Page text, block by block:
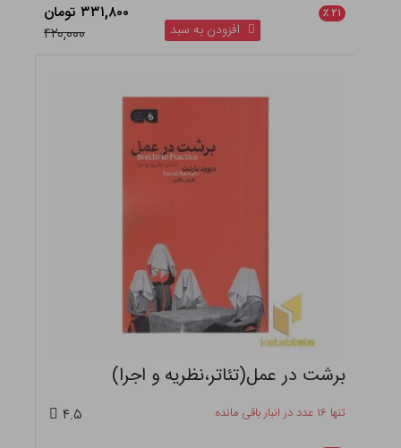
۲۱ ٪
۳۳۱,۸۰۰ تومان
۴۲۰,۰۰۰
افزودن به سبد
برشت در عمل(تئاتر،نظریه و اجرا)
تنها ۱۶ عدد در انبار باقی مانده ۴.۵